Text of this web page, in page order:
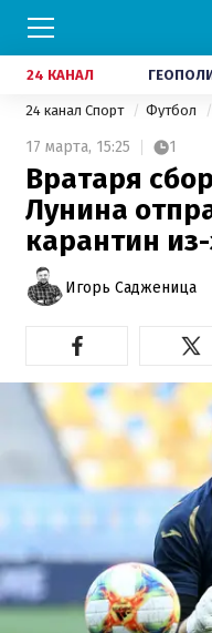
24 КАНАЛ
24 канал Спорт Футбол
17 марта, 15:25 1
Вратаря
Лунина
карантин
Игорь Садженица